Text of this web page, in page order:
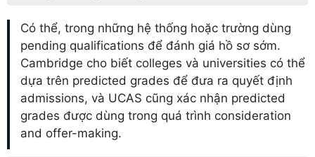
Có thể, trong những hệ thống hoặc trường dùng
pending qualifications để đánh giá hồ sơ sớm.
Cambridge cho biết colleges và universities có thể
dựa trên predicted grades để đưa ra quyết định
admissions, và UCAS cũng xác nhận predicted
grades được dùng trong quá trình consideration
and offer-making.